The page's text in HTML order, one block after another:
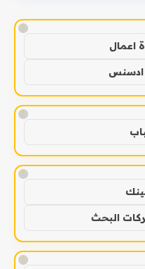
!
اعمال
ادسنس
!
!
البحث
!